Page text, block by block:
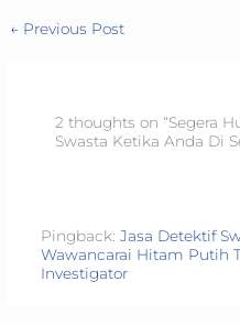
← Previous Post
2 thoughts on “Segera
Swasta Ketika Anda Di
Pingback: Jasa Detektif
Wawancarai Hitam Putih
Investigator